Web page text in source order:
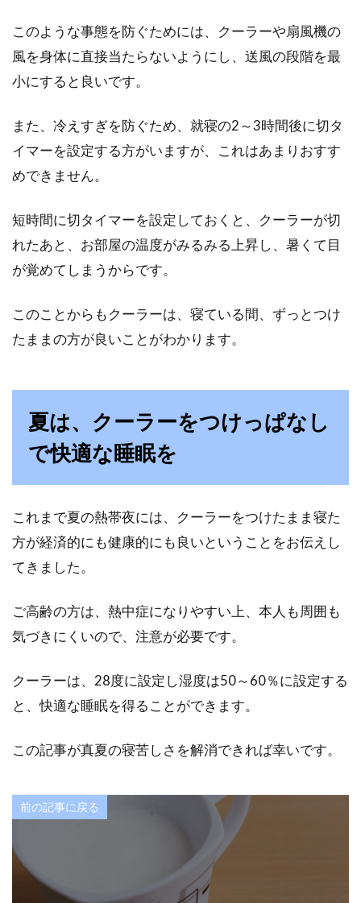
このような事態を防ぐためには、クーラーや扇風機の
風を身体に直接当たらないようにし、送風の段階を最
小にすると良いです。
また、冷えすぎを防ぐため、就寝の2～3時間後に切タ
イマーを設定する方がいますが、これはあまりおすす
めできません。
短時間に切タイマーを設定しておくと、クーラーが切
れたあと、お部屋の温度がみるみる上昇し、暑くて目
が覚めてしまうからです。
このことからもクーラーは、寝ている間、ずっとつけ
たままの方が良いことがわかります。
夏は、クーラーをつけっぱなし
で快適な睡眠を
これまで夏の熱帯夜には、クーラーをつけたまま寝た
方が経済的にも健康的にも良いということをお伝えし
てきました。
ご高齢の方は、熱中症になりやすい上、本人も周囲も
気づきにくいので、注意が必要です。
クーラーは、28度に設定し湿度は50～60％に設定する
と、快適な睡眠を得ることができます。
この記事が真夏の寝苦しさを解消できれば幸いです。
前の記事に戻る